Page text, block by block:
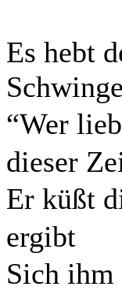
Es hebt
“Wer
dieser
Er küßt
ergibt
Sich